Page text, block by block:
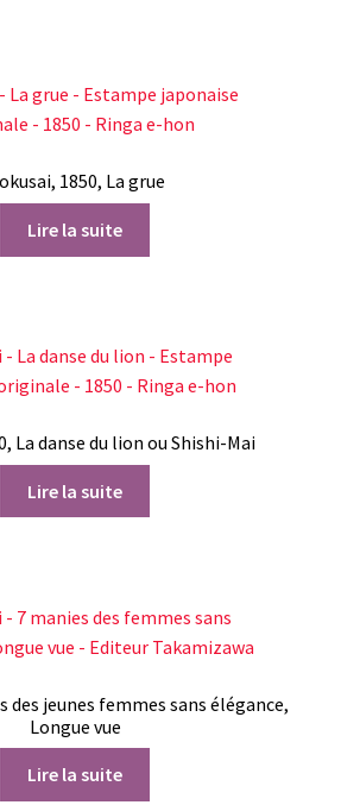
1850, La grue
Lire la suite
La danse du lion ou Shishi-Mai
Lire la suite
des jeunes femmes sans élégance,
Longue vue
Lire la suite